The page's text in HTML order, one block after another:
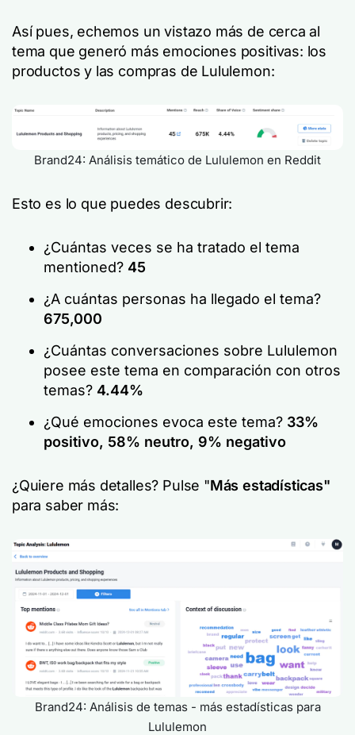
Así pues, echemos un vistazo más de cerca al
tema que generó más emociones positivas: los
productos y las compras de Lululemon:
Brand24: Análisis temático de Lululemon en Reddit
Esto es lo que puedes descubrir:
¿Cuántas veces se ha tratado el tema
mentioned? 45
¿A cuántas personas ha llegado el tema?
675,000
¿Cuántas conversaciones sobre Lululemon
posee este tema en comparación con otros
temas? 4.44%
¿Qué emociones evoca este tema? 33%
positivo, 58% neutro, 9% negativo
¿Quiere más detalles? Pulse "Más estadísticas"
para saber más:
Brand24: Análisis de temas - más estadísticas para
Lululemon